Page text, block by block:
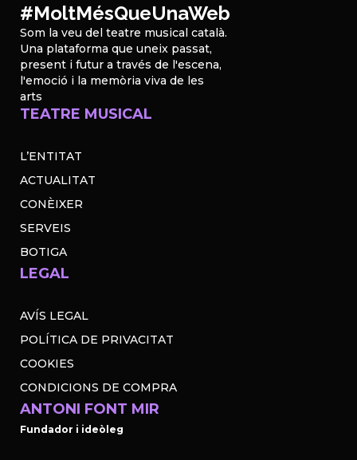
#MoltMésQueUnaWeb
Som la veu del teatre musical català.
Una plataforma que uneix passat,
present i futur a través de l'escena,
l'emoció i la memòria viva de les
arts
TEATRE MUSICAL
L’ENTITAT
ACTUALITAT
CONÈIXER
SERVEIS
BOTIGA
LEGAL
AVÍS LEGAL
POLÍTICA DE PRIVACITAT
COOKIES
CONDICIONS DE COMPRA
ANTONI FONT MIR
Fundador i ideòleg